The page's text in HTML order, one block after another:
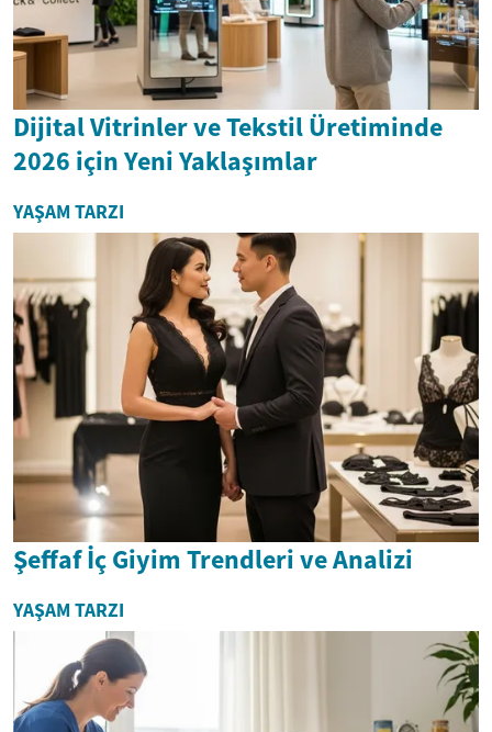
Dijital Vitrinler ve Tekstil Üretiminde
2026 için Yeni Yaklaşımlar
YAŞAM TARZI
Şeffaf İç Giyim Trendleri ve Analizi
YAŞAM TARZI